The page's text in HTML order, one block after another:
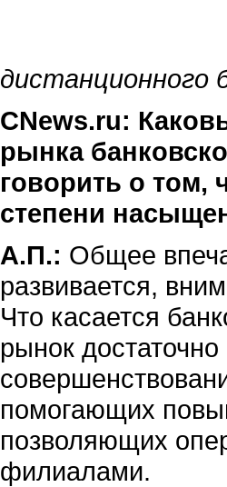
дистанционного
CNews.ru:
рынка
говорить о том,
степени
А.П.: Общее
развивается,
Что касается
рынок
помогающих
позволяющих
филиалами.